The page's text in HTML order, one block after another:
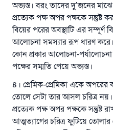
অভ্যস্ত। বরং তাদের দু’জনের
প্রত্যেক পক্ষ অপর পক্ষকে সন্তুষ্ট
বিয়ের পরের অবস্থাটি এর সম্পূর্ণ
আলোচনা সমস্যার রূপ ধারণ
কোন প্রকার আলোচনা-
পক্ষের সম্মতি পেয়ে অভ্যস্ত।
৪। প্রেমিক-প্রেমিকা একে অপরের
তোলে সেটা তার আসল চরিত্র
প্রত্যেক পক্ষ অপর পক্ষকে সন্তুষ্ট
আত্মত্যাগের চরিত্র ফুটিয়ে তোলার